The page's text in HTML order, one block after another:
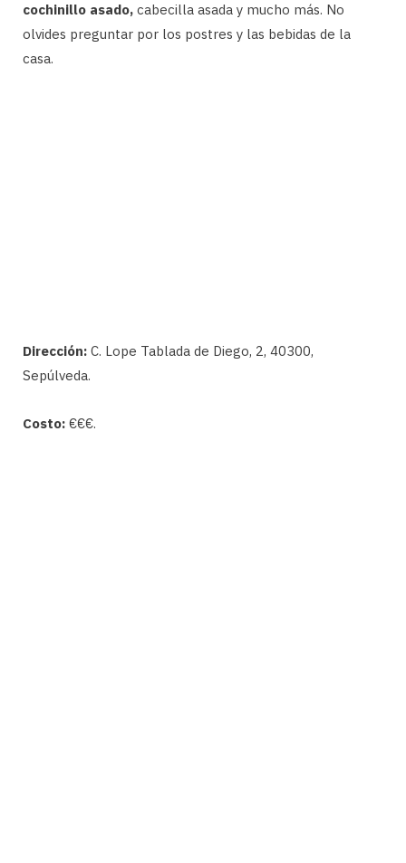
cochinillo asado, cabecilla asada y mucho más. No
olvides preguntar por los postres y las bebidas de la
casa.
Dirección: C. Lope Tablada de Diego, 2, 40300,
Sepúlveda.
Costo: €€€.